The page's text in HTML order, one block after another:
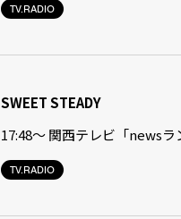
TV.RADIO
TV.RADIO
SWEET STEADY
17:48〜 関西テレビ「newsラ